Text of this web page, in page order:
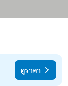
ดูราคา